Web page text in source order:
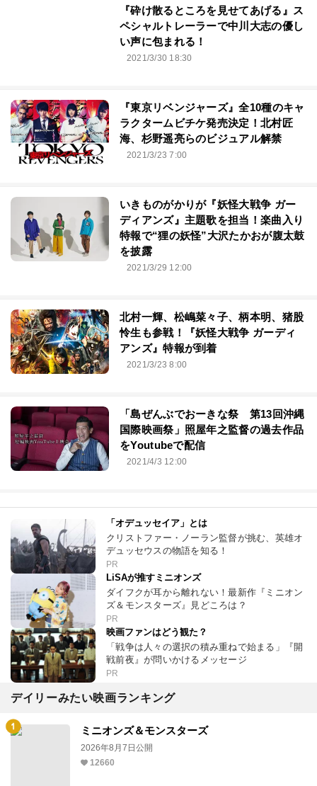
『砕け散るところを見せてあげる』ス
ペシャルトレーラーで中川大志の優し
い声に包まれる！
2021/3/30 18:30
『東京リベンジャーズ』全10種のキャ
ラクタームビチケ発売決定！北村匠
海、杉野遥亮らのビジュアル解禁
2021/3/23 7:00
いきものがかりが『妖怪大戦争 ガー
ディアンズ』主題歌を担当！楽曲入り
特報で“狸の妖怪”大沢たかおが腹太鼓
を披露
2021/3/29 12:00
北村一輝、松嶋菜々子、柄本明、猪股
怜生も参戦！『妖怪大戦争 ガーディ
アンズ』特報が到着
2021/3/23 8:00
「島ぜんぶでおーきな祭 第13回沖縄
国際映画祭」照屋年之監督の過去作品
をYoutubeで配信
2021/4/3 12:00
「オデュッセイア」とは
クリストファー・ノーラン監督が挑む、英雄オ
デュッセウスの物語を知る！
PR
LiSAが推すミニオンズ
ダイフクが耳から離れない！最新作『ミニオン
ズ＆モンスターズ』見どころは？
PR
映画ファンはどう観た？
「戦争は人々の選択の積み重ねで始まる」『開
戦前夜』が問いかけるメッセージ
PR
デイリーみたい映画ランキング
ミニオンズ＆モンスターズ
2026年8月7日公開
12660